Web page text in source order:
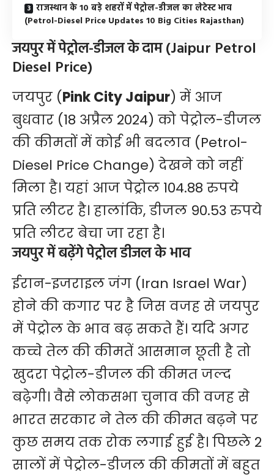
राजस्थान के 10 बड़े शहरों में पेट्रोल-डीजल का लेटेस्ट भाव
(Petrol-Diesel Price Updates 10 Big Cities Rajasthan)
जयपुर में पेट्रोल-डीजल के दाम (Jaipur Petrol
Diesel Price)
जयपुर (Pink City Jaipur) में आज
बुधवार (18 अप्रैल 2024) को पेट्रोल-डीजल
की कीमतों में कोई भी बदलाव (Petrol-
Diesel Price Change) देखने को नहीं
मिला है। यहां आज पेट्रोल 104.88 रुपये
प्रति लीटर है। हालांकि, डीजल 90.53 रुपये
प्रति लीटर बेचा जा रहा है।
जयपुर में बढ़ेंगे पेट्रोल डीजल के भाव
ईरान-इजराइल जंग (Iran Israel War)
होने की कगार पर है जिस वजह से जयपुर
में पेट्रोल के भाव बढ़ सकते हैं। यदि अगर
कच्चे तेल की कीमतें आसमान छूती है तो
खुदरा पेट्रोल-डीजल की कीमत जल्द
बढ़ेगी। वैसे लोकसभा चुनाव की वजह से
भारत सरकार ने तेल की कीमत बढ़ने पर
कुछ समय तक रोक लगाई हुई है। पिछले 2
सालों में पेट्रोल-डीजल की कीमतों में बहुत